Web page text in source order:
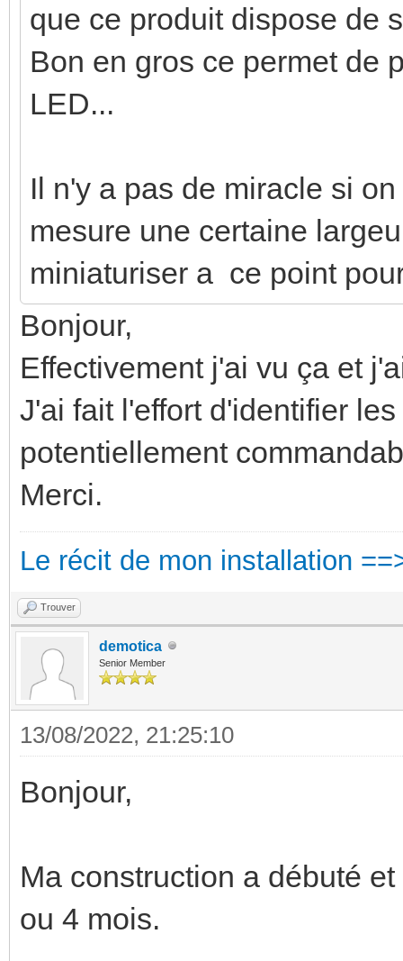
que ce produit dispose de
Bon en gros ce permet de
LED...
Il n'y a pas de miracle si
mesure une certaine
miniaturiser a ce point
Bonjour,
Effectivement j'ai vu ça et
J'ai fait l'effort d'identifier
potentiellement
Merci.
Le récit de mon installation
Trouver
demotica
Senior Member
13/08/2022, 21:25:10
Bonjour,
Ma construction a débuté
ou 4 mois.